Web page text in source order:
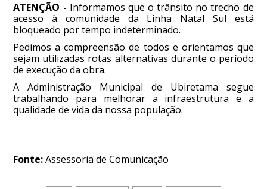
ATENÇÃO - Informamos que o trânsito no trecho de
acesso à comunidade da Linha Natal Sul está
bloqueado por tempo indeterminado.
Pedimos a compreensão de todos e orientamos que
sejam utilizadas rotas alternativas durante o período
de execução da obra.
A Administração Municipal de Ubiretama segue
trabalhando para melhorar a infraestrutura e a
qualidade de vida da nossa população.
Fonte:Assessoria de Comunicação